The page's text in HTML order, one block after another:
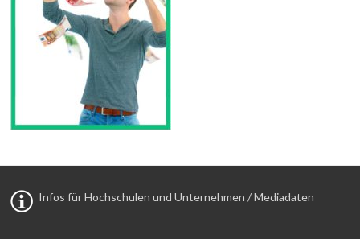
Infos für Hochschulen und Unternehmen / Mediadaten